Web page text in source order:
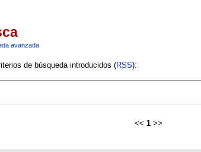
avanzada
de búsqueda introducidos (RSS):
<< 1 >>